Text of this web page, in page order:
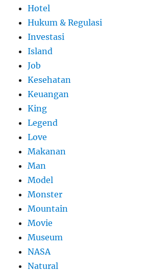
Hotel
Hukum & Regulasi
Investasi
Island
Job
Kesehatan
Keuangan
King
Legend
Love
Makanan
Man
Model
Monster
Mountain
Movie
Museum
NASA
Natural